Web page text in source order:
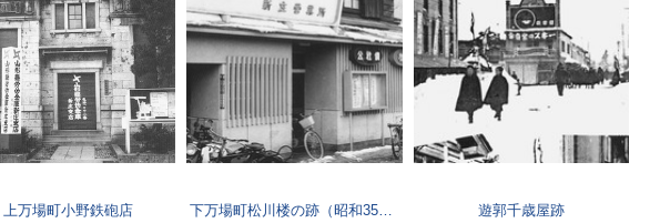
上万場町小野鉄砲店 下万場町松川楼の跡（昭和35年頃） 遊郭千歳屋跡